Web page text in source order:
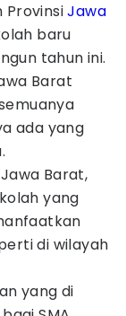
ProvinsiJawa
baru
tahun ini.
Barat
ada yang
Barat,
yang
di wilayah
yang di